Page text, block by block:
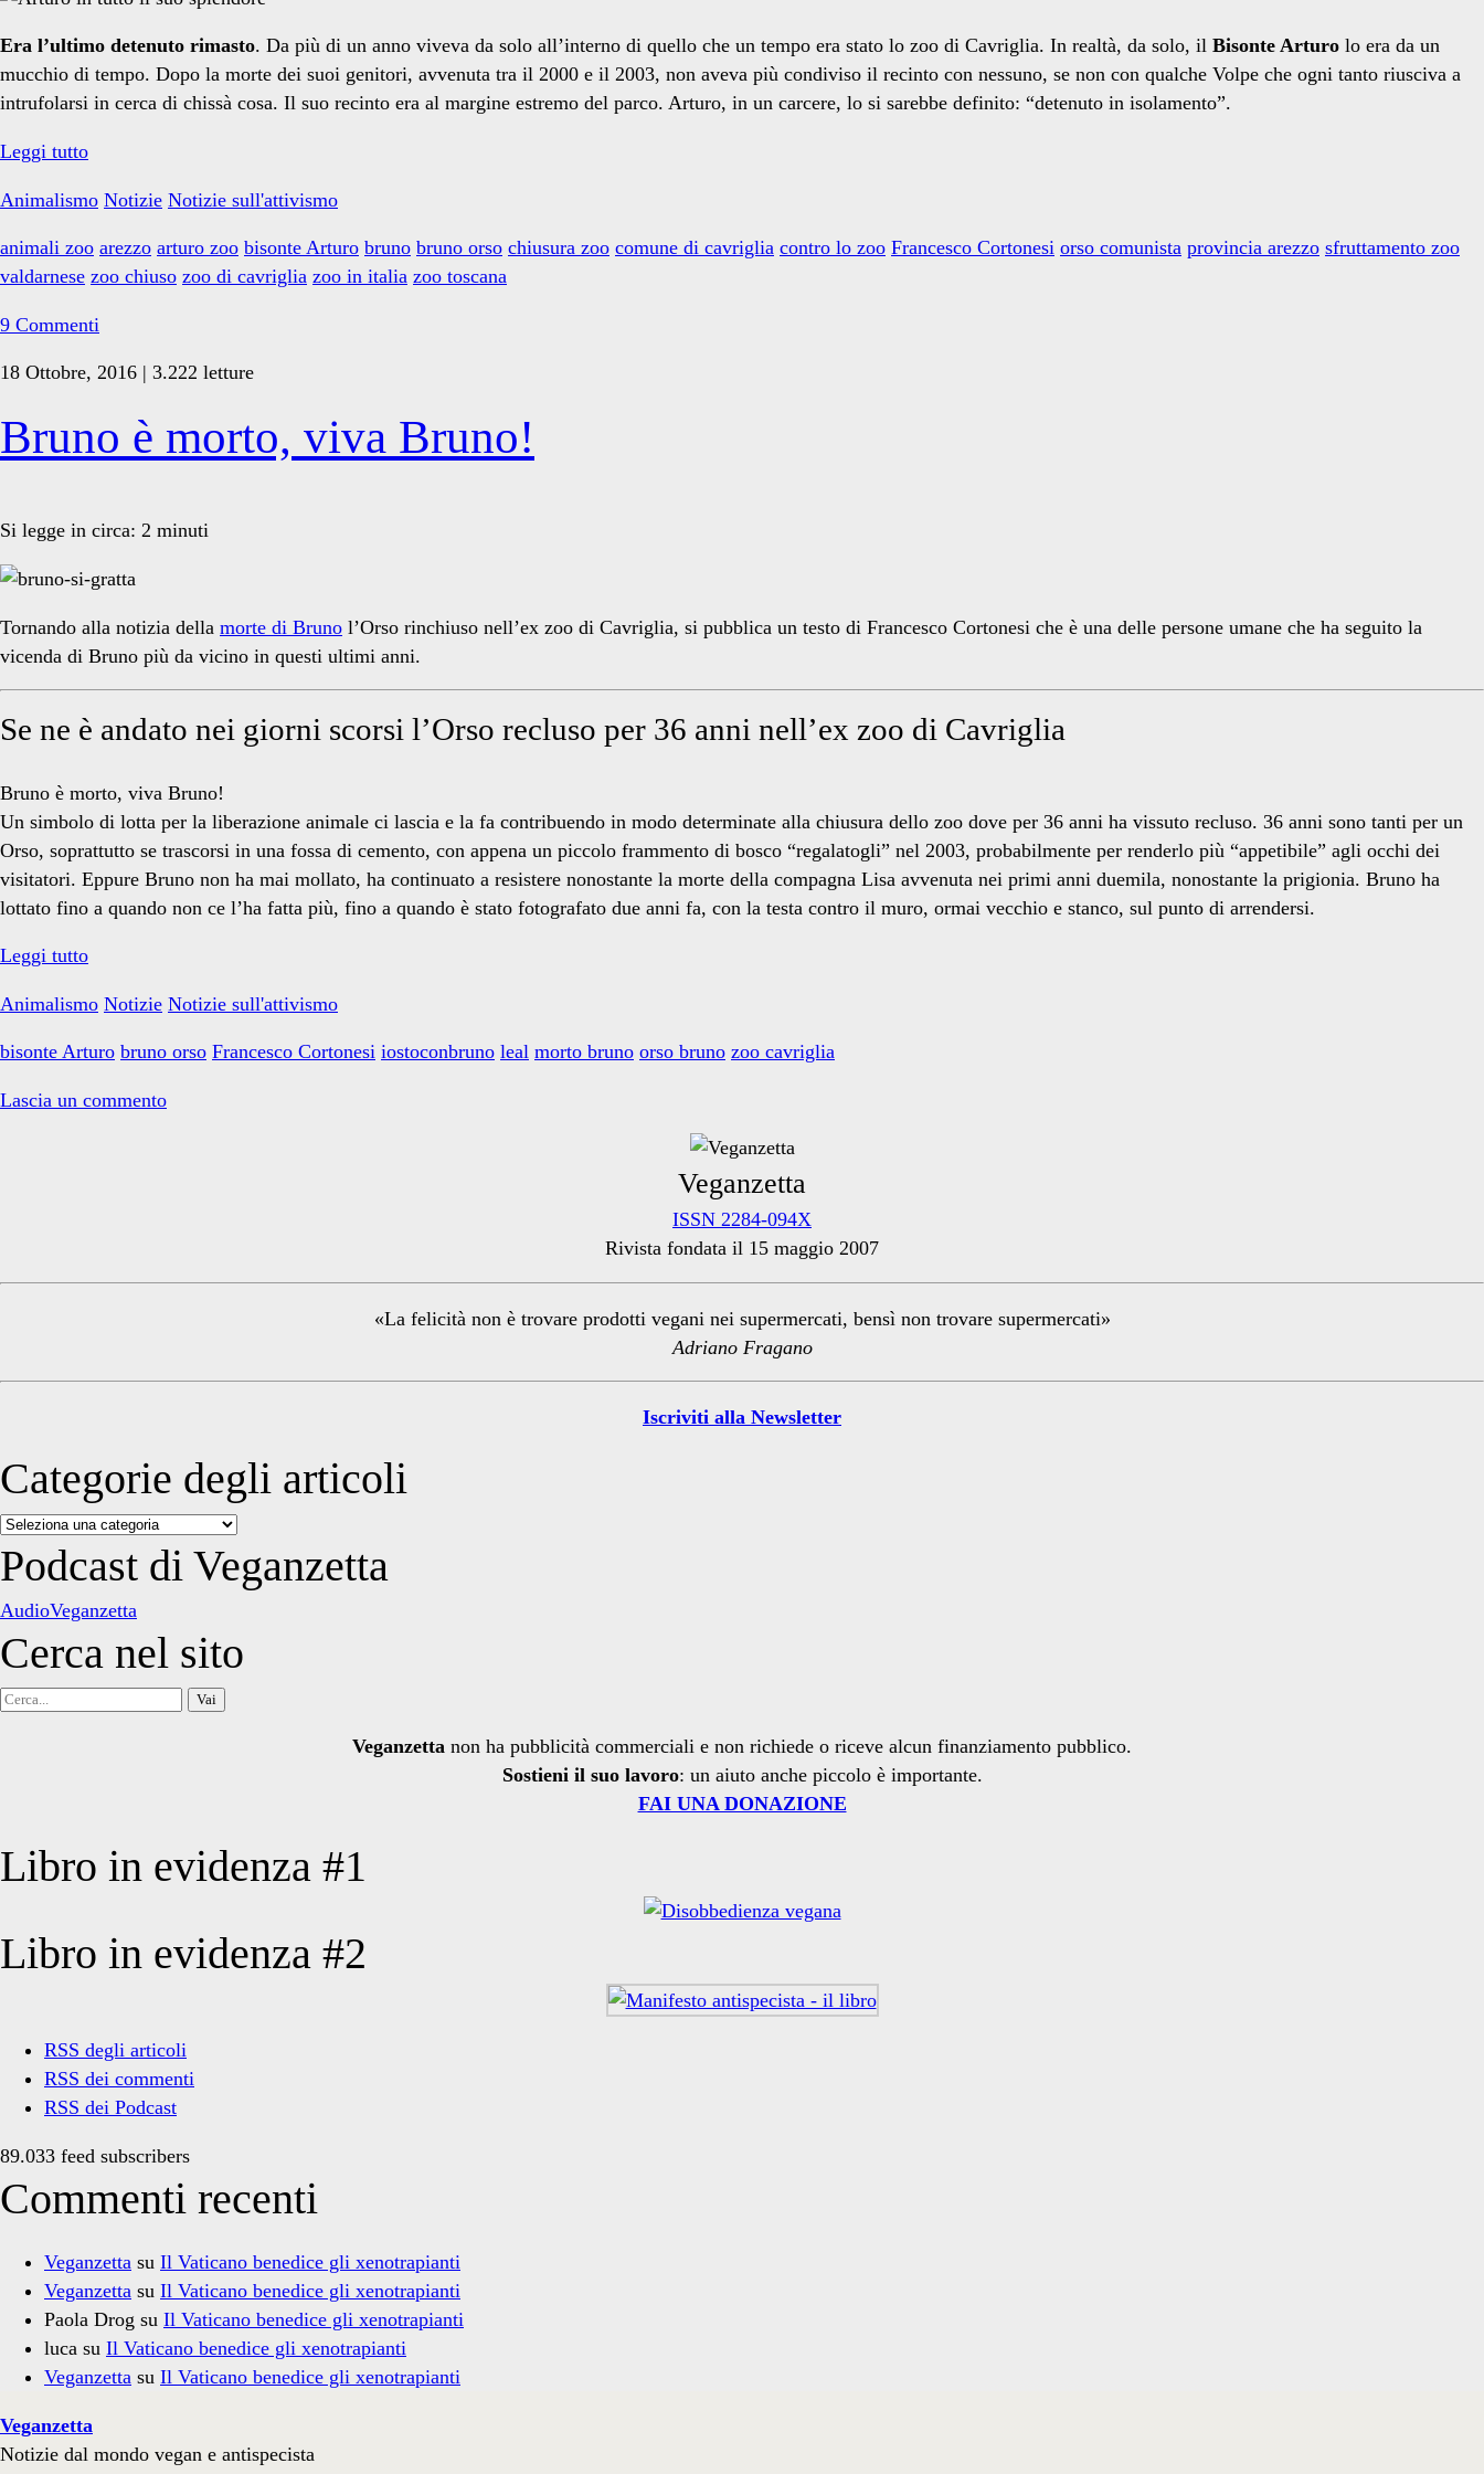
orso</span>
Era l’ultimo detenuto rimasto. Da più di un anno viveva da solo all’interno di quello che un tempo era stato lo zoo di Cavriglia. In realtà, da solo, il Bisonte Arturo lo era da un
mucchio di tempo. Dopo la morte dei suoi genitori, avvenuta tra il 2000 e il 2003, non aveva più condiviso il recinto con nessuno, se non con qualche Volpe che ogni tanto riusciva a
intrufolarsi in cerca di chissà cosa. Il suo recinto era al margine estremo del parco. Arturo, in un carcere, lo si sarebbe definito: “detenuto in isolamento”.
Leggi tuttoArturo
lasciato
Chiuso
sempre
zoo!
Animalismo Notizie Notizie sull'attivismo
animali zoo arezzo arturo zoo bisonte Arturo bruno bruno orso chiusura zoo comune di cavriglia contro lo zoo Francesco Cortonesi orso comunista provincia arezzo sfruttamento zoo
valdarnese zoo chiuso zoo di cavriglia zoo in italia zoo toscana
9 Commenti
18 Ottobre, 2016 | 3.222 letture
Bruno è morto, viva Bruno!
Si legge in circa: 2 minuti
Tornando alla notizia della morte di Bruno l’Orso rinchiuso nell’ex zoo di Cavriglia, si pubblica un testo di Francesco Cortonesi che è una delle persone umane che ha seguito la
vicenda di Bruno più da vicino in questi ultimi anni.
Se ne è andato nei giorni scorsi l’Orso recluso per 36 anni nell’ex zoo di Cavriglia
Bruno è morto, viva Bruno!
Un simbolo di lotta per la liberazione animale ci lascia e la fa contribuendo in modo determinate alla chiusura dello zoo dove per 36 anni ha vissuto recluso. 36 anni sono tanti per un
Orso, soprattutto se trascorsi in una fossa di cemento, con appena un piccolo frammento di bosco “regalatogli” nel 2003, probabilmente per renderlo più “appetibile” agli occhi dei
visitatori. Eppure Bruno non ha mai mollato, ha continuato a resistere nonostante la morte della compagna Lisa avvenuta nei primi anni duemila, nonostante la prigionia. Bruno ha
lottato fino a quando non ce l’ha fatta più, fino a quando è stato fotografato due anni fa, con la testa contro il muro, ormai vecchio e stanco, sul punto di arrendersi.
Leggi tuttoBruno
morto,
viva
Animalismo Notizie Notizie sull'attivismo
bisonte Arturo bruno orso Francesco Cortonesi iostoconbruno leal morto bruno orso bruno zoo cavriglia
Lascia un commento
Sidebar
Veganzetta
ISSN 2284-094X
Rivista fondata il 15 maggio 2007
«La felicità non è trovare prodotti vegani nei supermercati, bensì non trovare supermercati»
Adriano Fragano
Iscriviti alla Newsletter
Categorie degli articoli
Categorie
degli
articoli
Podcast di Veganzetta
AudioVeganzetta
Cerca nel sito
Cerca
Veganzetta non ha pubblicità commerciali e non richiede o riceve alcun finanziamento pubblico.
Sostieni il suo lavoro: un aiuto anche piccolo è importante.
FAI UNA DONAZIONE
Libro in evidenza #1
Libro in evidenza #2
RSS degli articoli
RSS dei commenti
RSS dei Podcast
89.033 feed subscribers
Commenti recenti
Veganzetta su Il Vaticano benedice gli xenotrapianti
Veganzetta su Il Vaticano benedice gli xenotrapianti
Paola Drog su Il Vaticano benedice gli xenotrapianti
luca su Il Vaticano benedice gli xenotrapianti
Veganzetta su Il Vaticano benedice gli xenotrapianti
Veganzetta
Notizie dal mondo vegan e antispecista